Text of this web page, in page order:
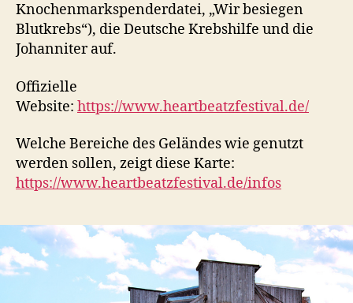
Knochenmarkspenderdatei, „Wir besiegen
Blutkrebs“), die Deutsche Krebshilfe und die
Johanniter auf.
Offizielle
Website: https://www.heartbeatzfestival.de/
Welche Bereiche des Geländes wie genutzt
werden sollen, zeigt diese Karte:
https://www.heartbeatzfestival.de/infos